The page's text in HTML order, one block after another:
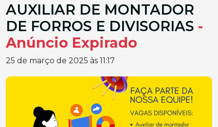
AUXILIAR DE MONTADOR
DE FORROS E DIVISORIAS -
Anúncio Expirado
25 de março de 2025 às 11:17